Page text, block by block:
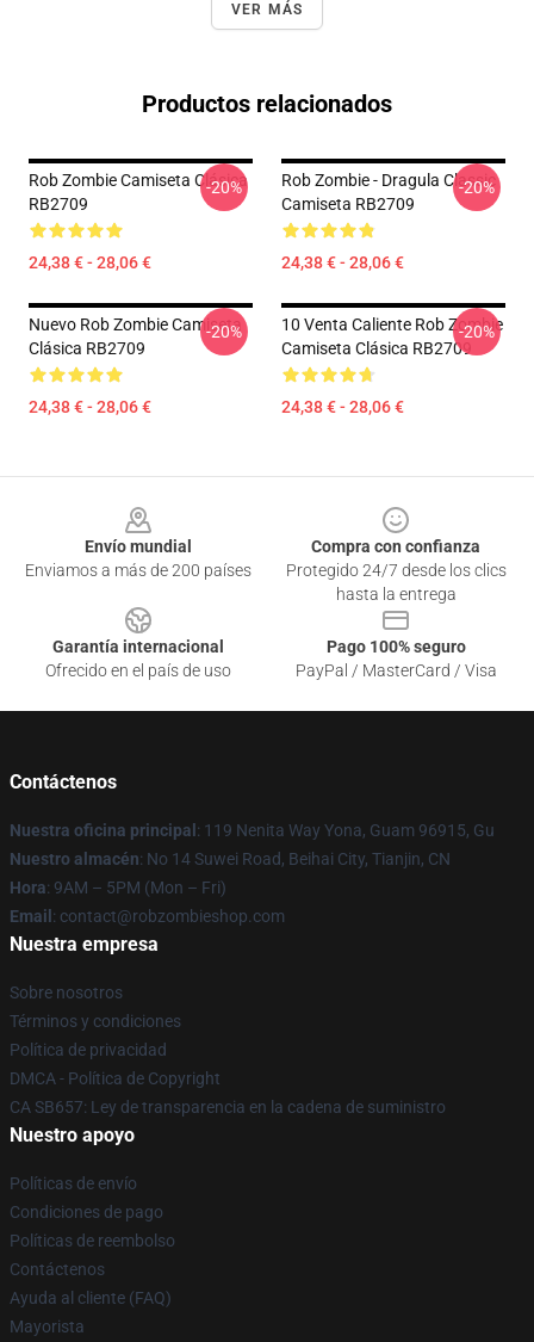
VER MÁS
Productos relacionados
Rob Zombie Camiseta Clásica
RB2709
24,38 € - 28,06 €
-20%
Rob Zombie - Dragula Classic
Camiseta RB2709
24,38 € - 28,06 €
-20%
Nuevo Rob Zombie Camiseta
Clásica RB2709
24,38 € - 28,06 €
-20%
10 Venta Caliente Rob Zombie
Camiseta Clásica RB2709
24,38 € - 28,06 €
-20%
Envío mundial
Enviamos a más de 200 países
Compra con confianza
Protegido 24/7 desde los clics
hasta la entrega
Garantía internacional
Ofrecido en el país de uso
Pago 100% seguro
PayPal / MasterCard / Visa
Contáctenos
Nuestra oficina principal : 119 Nenita Way Yona, Guam 96915, Gu
Nuestro almacén: No 14 Suwei Road, Beihai City, Tianjin, CN
Hora: 9AM – 5PM (Mon – Fri)
Email : contact@robzombieshop.com
Nuestra empresa
Sobre nosotros
Términos y condiciones
Política de privacidad
DMCA - Política de Copyright
CA SB657: Ley de transparencia en la cadena de suministro
Nuestro apoyo
Políticas de envío
Condiciones de pago
Políticas de reembolso
Contáctenos
Ayuda al cliente (FAQ)
Mayorista